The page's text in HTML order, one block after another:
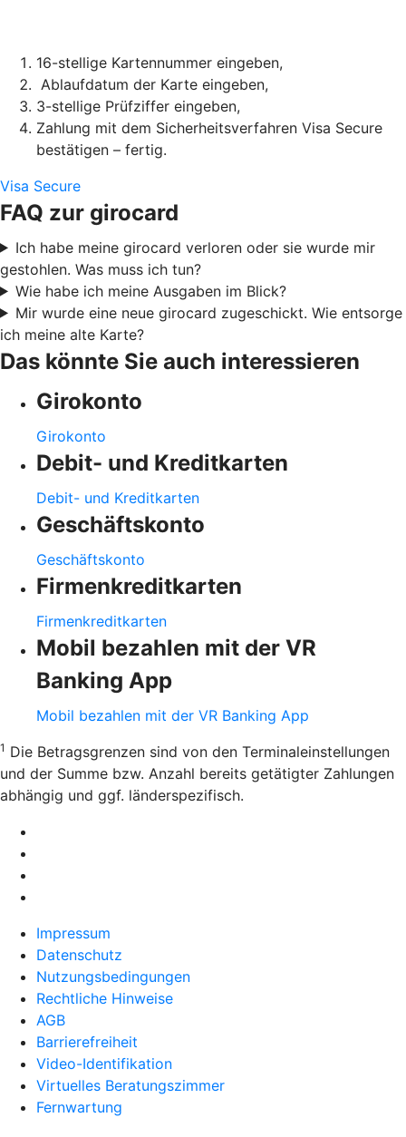
16-stellige Kartennummer eingeben,
Ablaufdatum der Karte eingeben,
3-stellige Prüfziffer eingeben,
Zahlung mit dem Sicherheitsverfahren Visa Secure
bestätigen – fertig.
Visa Secure
FAQ zur girocard
Ich habe meine girocard verloren oder sie wurde mir
gestohlen. Was muss ich tun?
Wie habe ich meine Ausgaben im Blick?
Mir wurde eine neue girocard zugeschickt. Wie entsorge
ich meine alte Karte?
Das könnte Sie auch interessieren
Girokonto
Girokonto
Debit- und Kreditkarten
Debit- und Kreditkarten
Geschäftskonto
Geschäftskonto
Firmenkreditkarten
Firmenkreditkarten
Mobil bezahlen mit der VR
Banking App
Mobil bezahlen mit der VR Banking App
1 Die Betragsgrenzen sind von den Terminaleinstellungen
und der Summe bzw. Anzahl bereits getätigter Zahlungen
abhängig und ggf. länderspezifisch.
Impressum
Datenschutz
Nutzungsbedingungen
Rechtliche Hinweise
AGB
Barrierefreiheit
Video-Identifikation
Virtuelles Beratungszimmer
Fernwartung